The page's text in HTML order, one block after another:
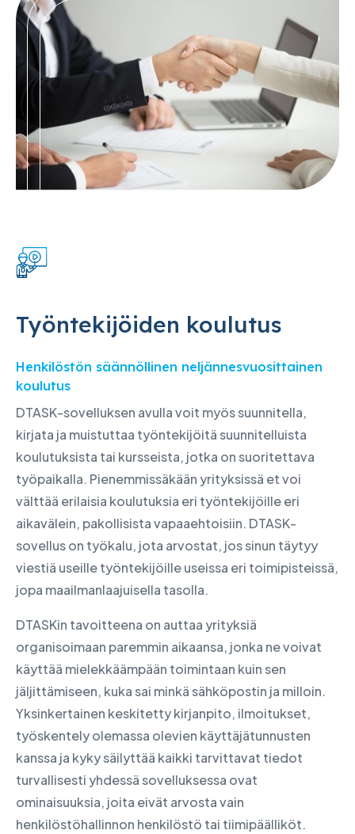
Työntekijöiden koulutus
Henkilöstön säännöllinen neljännesvuosittainen
koulutus
DTASK-sovelluksen avulla voit myös suunnitella,
kirjata ja muistuttaa työntekijöitä suunnitelluista
koulutuksista tai kursseista, jotka on suoritettava
työpaikalla. Pienemmissäkään yrityksissä et voi
välttää erilaisia koulutuksia eri työntekijöille eri
aikavälein, pakollisista vapaaehtoisiin. DTASK-
sovellus on työkalu, jota arvostat, jos sinun täytyy
viestiä useille työntekijöille useissa eri toimipisteissä,
jopa maailmanlaajuisella tasolla.
DTASKin tavoitteena on auttaa yrityksiä
organisoimaan paremmin aikaansa, jonka ne voivat
käyttää mielekkäämpään toimintaan kuin sen
jäljittämiseen, kuka sai minkä sähköpostin ja milloin.
Yksinkertainen keskitetty kirjanpito, ilmoitukset,
työskentely olemassa olevien käyttäjätunnusten
kanssa ja kyky säilyttää kaikki tarvittavat tiedot
turvallisesti yhdessä sovelluksessa ovat
ominaisuuksia, joita eivät arvosta vain
henkilöstöhallinnon henkilöstö tai tiimipäälliköt.